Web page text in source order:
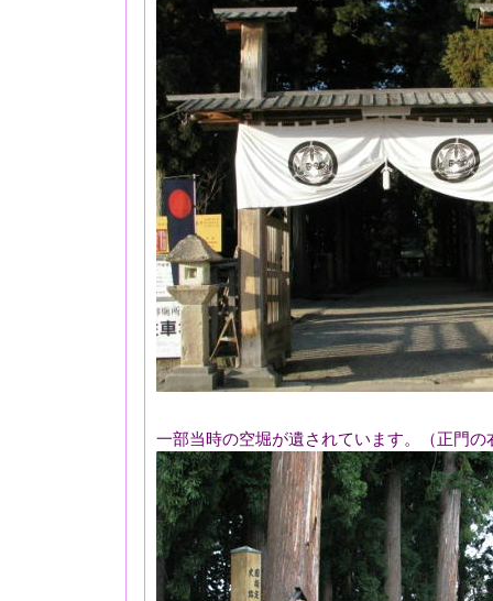
一部当時の空堀が遺されています。（正門の